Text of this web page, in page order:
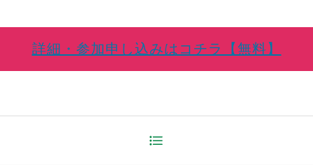
詳細・参加申し込みはコチラ【無料】